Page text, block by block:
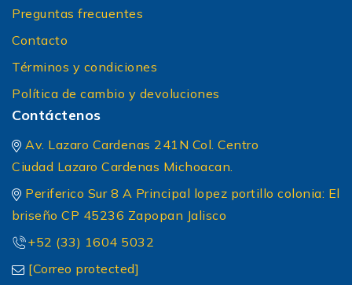
Preguntas frecuentes
Contacto
Términos y condiciones
Política de cambio y devoluciones
Contáctenos
Av. Lazaro Cardenas 241N Col. Centro
Ciudad Lazaro Cardenas Michoacan.
Periferico Sur 8 A Principal lopez portillo colonia: El
briseño CP 45236 Zapopan Jalisco
+52 (33) 1604 5032
[Correo protected]